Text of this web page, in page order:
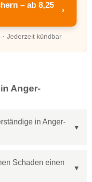
– ab 8,25
›
· Jederzeit kündbar
Anger-
in Anger-
Schaden einen